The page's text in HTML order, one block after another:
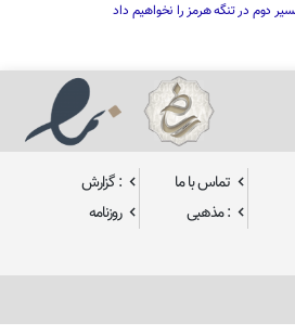
دوم در تنگه هرمز را نخواهیم داد
تماس با ما
: گزارش
: مذهبی
روزنامه